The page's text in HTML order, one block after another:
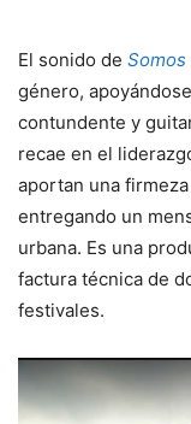
El sonido de Somos
género,
contundente y
recae en el
aportan una
entregando un
urbana. Es una
factura técnica de
festivales.